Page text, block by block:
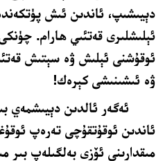
دېيىشىپ، ئاندىن ئىش
ئېلىشلىرى قەتئىي ھارام.
ئوقۇشنى ئېلىش ۋە سېتىش
ۋە ئىشىنىشى كېرەك!
ئەگەر ئالدىن دېيىشمەي
ئاندىن ئوقۇتقۇچى تەرەپ
مىقدارىنى ئۆزى بەلگىلەپ بىر